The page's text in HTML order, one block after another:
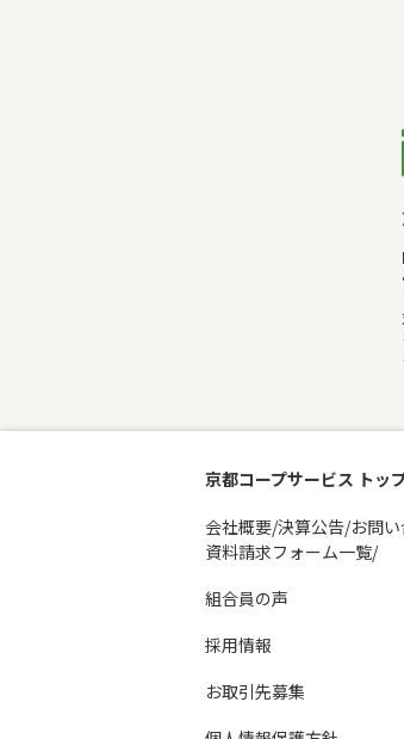
京都コープサービス トッ
会社概要/決算公告/お問
資料請求フォーム一覧/
組合員の声
採用情報
お取引先募集